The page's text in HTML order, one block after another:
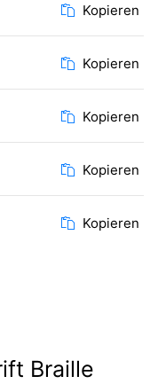
Kopieren
Kopieren
Kopieren
Kopieren
Kopieren
Braille